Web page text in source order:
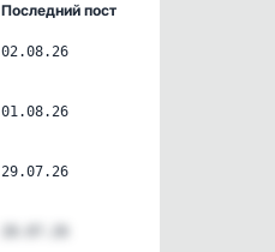
Последний пост
02.08.26
01.08.26
29.07.26